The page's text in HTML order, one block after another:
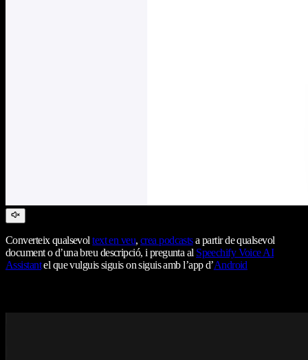
Converteix qualsevoltext en veu, crea podcastsa partir de qualsevol
document o d’una breu descripció, i pregunta al Speechify Voice AI
Assistantel que vulguis siguis on siguis amb l’app d’Android